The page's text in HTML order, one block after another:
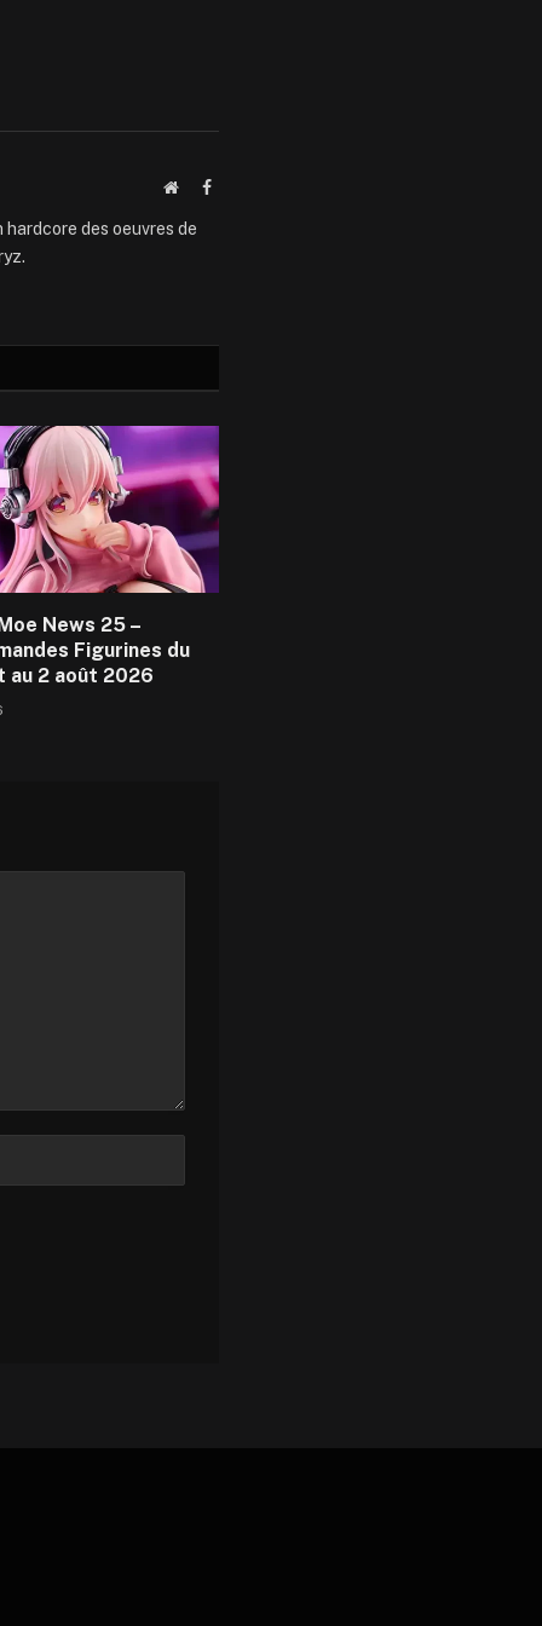
WebsiteFacebook
des oeuvres de
News 25 –
Figurines du
au 2 août 2026